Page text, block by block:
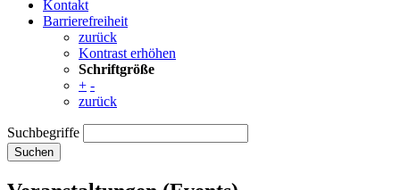
Kontakt
Barrierefreiheit
zurück
Kontrast erhöhen
Schriftgröße
+ -
zurück
Suchbegriffe
Suchen